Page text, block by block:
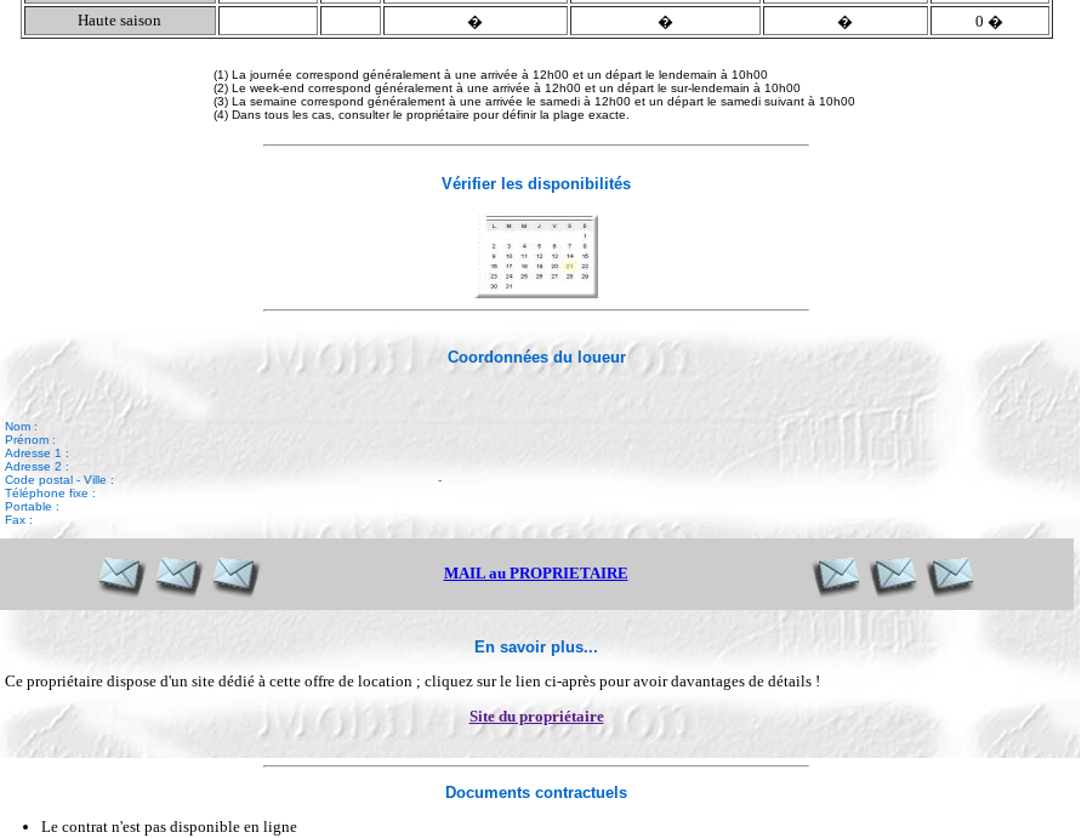
Haute saison
� � � 0 �
(1) La journée correspond généralement à une arrivée à 12h00 et un départ le lendemain à 10h00
(2) Le week-end correspond généralement à une arrivée à 12h00 et un départ le sur-lendemain à 10h00
(3) La semaine correspond généralement à une arrivée le samedi à 12h00 et un départ le samedi suivant à 10h00
(4) Dans tous les cas, consulter le propriétaire pour définir la plage exacte.
Vérifier les disponibilités
Coordonnées du loueur
Nom :
Prénom :
Adresse 1 :
Adresse 2 :
Code postal - Ville :
Téléphone fixe :
Portable :
Fax :
-
MAIL au PROPRIETAIRE
En savoir plus...
Ce propriétaire dispose d'un site dédié à cette offre de location ; cliquez sur le lien ci-après pour avoir davantages de détails !
Site du propriétaire
Documents contractuels
Le contrat n'est pas disponible en ligne